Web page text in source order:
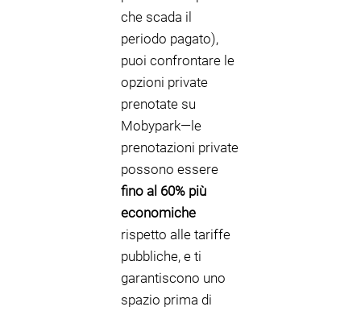
che scada il
periodo pagato),
puoi confrontare le
opzioni private
prenotate su
Mobypark—le
prenotazioni private
possono essere
fino al 60% più
economiche
rispetto alle tariffe
pubbliche, e ti
garantiscono uno
spazio prima di